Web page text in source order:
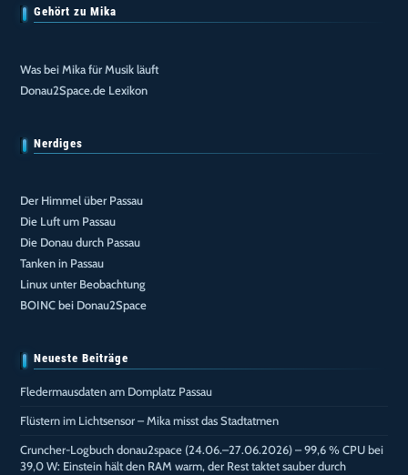
Gehört zu Mika
Was bei Mika für Musik läuft
Donau2Space.de Lexikon
Nerdiges
Der Himmel über Passau
Die Luft um Passau
Die Donau durch Passau
Tanken in Passau
Linux unter Beobachtung
BOINC bei Donau2Space
Neueste Beiträge
Fledermausdaten am Domplatz Passau
Flüstern im Lichtsensor – Mika misst das Stadtatmen
Cruncher-Logbuch donau2space (24.06.–27.06.2026) – 99,6 % CPU bei
39,0 W: Einstein hält den RAM warm, der Rest taktet sauber durch